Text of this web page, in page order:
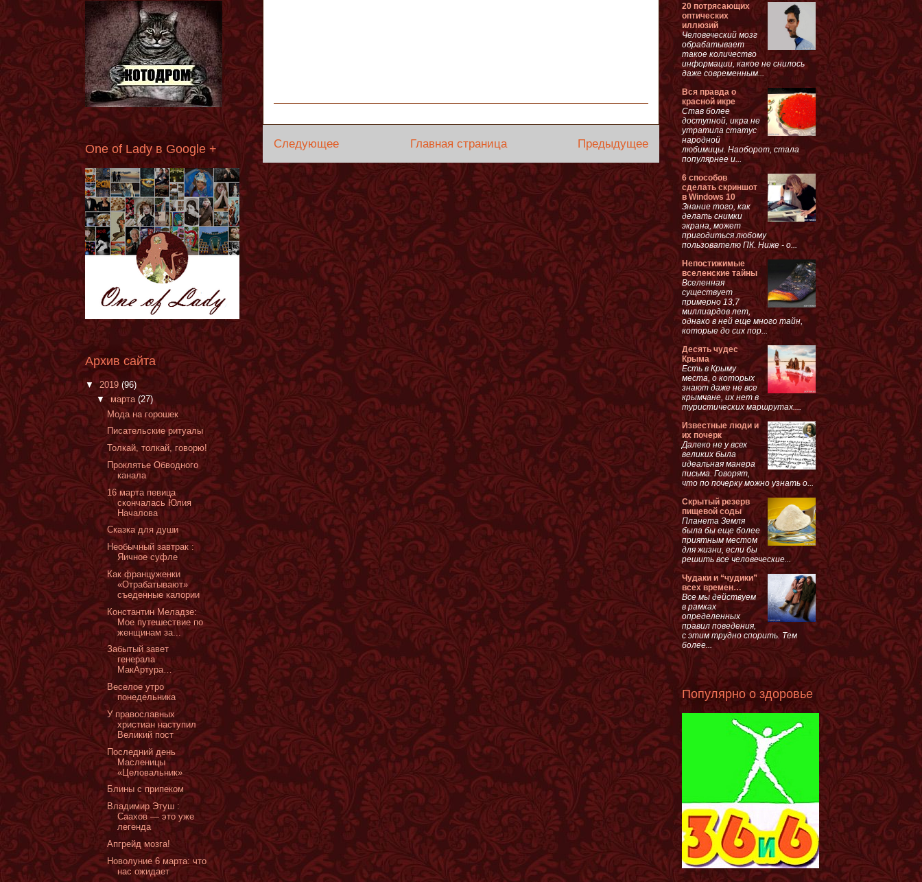
Следующее Предыдущее
Главная страница
One of Lady в Google +
Архив сайта
▼2019 (96)
▼ марта (27)
Мода на горошек
Писательские ритуалы
Толкай, толкай, говорю!
Проклятье Обводного
канала
16 марта певица
скончалась Юлия
Началова
Сказка для души
Необычный завтрак :
Яичное суфле
Как француженки
«Отрабатывают»
съеденные калории
Константин Меладзе:
Мое путешествие по
женщинам за...
Забытый завет
генерала
МакАртура…
Веселое утро
понедельника
У православных
христиан наступил
Великий пост
Последний день
Масленицы
«Целовальник»
Блины с припеком
Владимир Этуш :
Саахов — это уже
легенда
Апгрейд мозга!
Новолуние 6 марта: что
нас ожидает
20 потрясающих
оптических
иллюзий
Человеческий мозг
обрабатывает
такое количество
информации, какое не снилось
даже современным...
Вся правда о
красной икре
Став более
доступной, икра не
утратила статус
народной
любимицы. Наоборот, стала
популярнее и...
6 способов
сделать скриншот
в Windows 10
Знание того, как
делать снимки
экрана, может
пригодиться любому
пользователю ПК. Ниже - о...
Непостижимые
вселенские тайны
Вселенная
существует
примерно 13,7
миллиардов лет,
однако в ней еще много тайн,
которые до сих пор...
Десять чудес
Крыма
Есть в Крыму
места, о которых
знают даже не все
крымчане, их нет в
туристических маршрутах....
Известные люди и
их почерк
Далеко не у всех
великих была
идеальная манера
письма. Говорят,
что по почерку можно узнать о...
Скрытый резерв
пищевой соды
Планета Земля
была бы еще более
приятным местом
для жизни, если бы
решить все человеческие...
Чудаки и “чудики”
всех времен…
Все мы действуем
в рамках
определенных
правил поведения,
с этим трудно спорить. Тем
более...
Популярно о здоровье